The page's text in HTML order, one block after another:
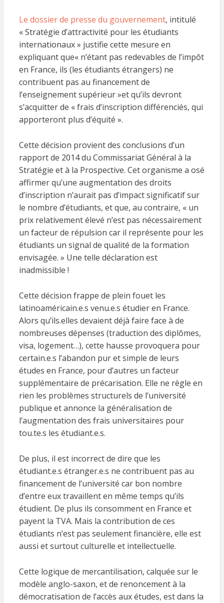
Le dossier de presse du gouvernement, intitulé
« Stratégie d’attractivité pour les étudiants
internationaux » justifie cette mesure en
expliquant que« n’étant pas redevables de l’impôt
en France, ils (les étudiants étrangers) ne
contribuent pas au financement de
l’enseignement supérieur »et qu’ils devront
s’acquitter de « frais d’inscription différenciés, qui
apporteront plus d’équité ».
Cette décision provient des conclusions d’un
rapport de 2014 du Commissariat Général à la
Stratégie et à la Prospective. Cet organisme a osé
affirmer qu’une augmentation des droits
d’inscription n’aurait pas d’impact significatif sur
le nombre d’étudiants, et que, au contraire, « un
prix relativement élevé n’est pas nécessairement
un facteur de répulsion car il représente pour les
étudiants un signal de qualité de la formation
envisagée. » Une telle déclaration est
inadmissible !
Cette décision frappe de plein fouet les
latinoaméricain.e.s venu.e.s étudier en France.
Alors qu’ils.elles devaient déjà faire face à de
nombreuses dépenses (traduction des diplômes,
visa, logement…), cette hausse provoquera pour
certain.e.s l’abandon pur et simple de leurs
études en France, pour d’autres un facteur
supplémentaire de précarisation. Elle ne règle en
rien les problèmes structurels de l’université
publique et annonce la généralisation de
l’augmentation des frais universitaires pour
tou.te.s les étudiant.e.s.
De plus, il est incorrect de dire que les
étudiant.e.s étranger.e.s ne contribuent pas au
financement de l’université car bon nombre
d’entre eux travaillent en même temps qu’ils
étudient. De plus ils consomment en France et
payent la TVA. Mais la contribution de ces
étudiants n’est pas seulement financière, elle est
aussi et surtout culturelle et intellectuelle.
Cette logique de mercantilisation, calquée sur le
modèle anglo-saxon, et de renoncement à la
démocratisation de l’accès aux études, est dans la